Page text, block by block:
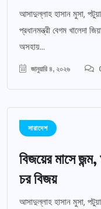
আসাদুল্লাহ হাসান মুসা,
প্রধানমন্ত্রী বেগম খালেদা
অসহায়...
জানুয়ারি ৪, ২০২৬
সারাদেশ
বিজয়ের মাসে
চর বিজয়
আসাদুল্লাহ হাসান মুসা,